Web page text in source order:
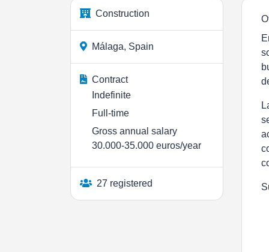
Construction
Málaga, Spain
Contract
Indefinite
Full-time
Gross annual salary
30.000-35.000 euros/year
27 registered